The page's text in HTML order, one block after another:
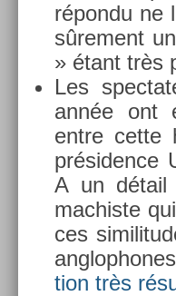
répondu ne
sûre­ment
» étant très
Les
année ont
entre cette
présid­ence
A un détail
mac­histe
ces
tion très